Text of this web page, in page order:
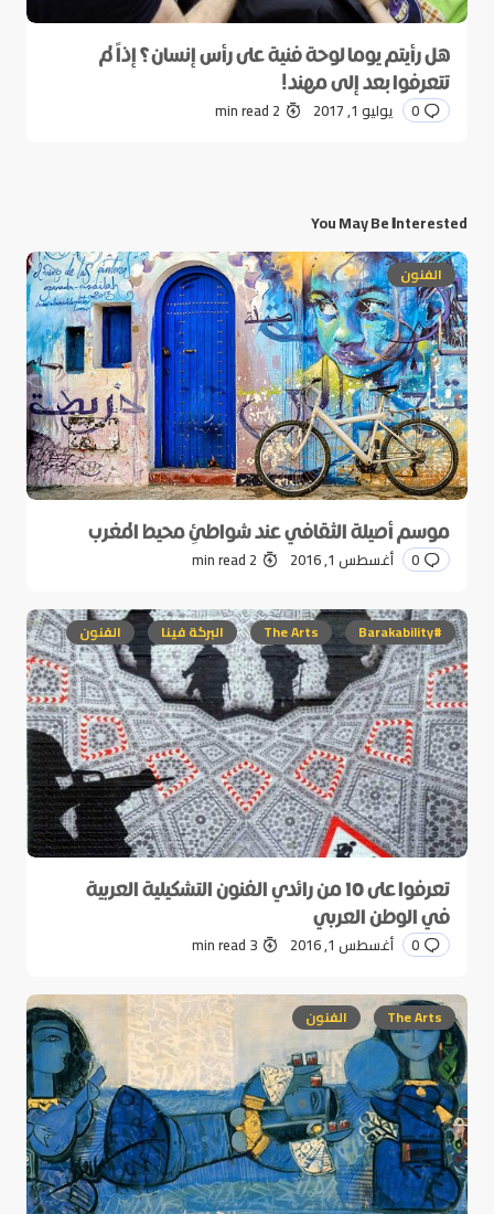
هل رأيتم يوما لوحة فنية على رأس إنسان؟ إذاً لم
تتعرفوا بعد إلى مهند!
0 يوليو 1, 2017 2 min read
You May Be Interested
الفنون
موسم أصيلة الثقافي عند شواطئِ محيط المغرب
0 أغسطس 1, 2016 2 min read
#Barakability
The Arts البركة فينا الفنون
تعرفوا على 10 من رائدي الفنون التشكيلية العربية
في الوطن العربي
0 أغسطس 1, 2016 3 min read
The Arts الفنون